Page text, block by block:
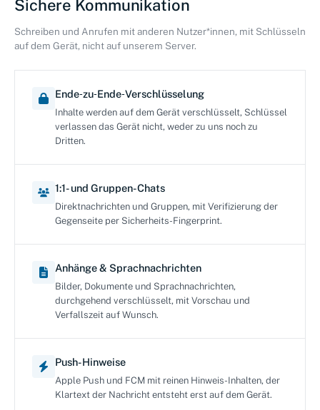
Sichere Kommunikation
Schreiben und Anrufen mit anderen Nutzer*innen, mit Schlüsseln
auf dem Gerät, nicht auf unserem Server.
Ende‑zu‑Ende‑Verschlüsselung
Inhalte werden auf dem Gerät verschlüsselt, Schlüssel
verlassen das Gerät nicht, weder zu uns noch zu
Dritten.
1:1- und Gruppen-Chats
Direktnachrichten und Gruppen, mit Verifizierung der
Gegenseite per Sicherheits-Fingerprint.
Anhänge & Sprachnachrichten
Bilder, Dokumente und Sprachnachrichten,
durchgehend verschlüsselt, mit Vorschau und
Verfallszeit auf Wunsch.
Push-Hinweise
Apple Push und FCM mit reinen Hinweis-Inhalten, der
Klartext der Nachricht entsteht erst auf dem Gerät.